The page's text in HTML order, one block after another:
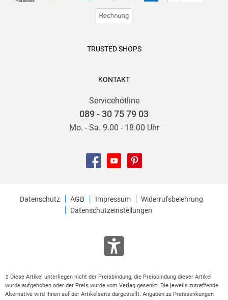
TRUSTED SHOPS
KONTAKT
Servicehotline
089 - 30 75 79 03
Mo. - Sa. 9.00 - 18.00 Uhr
Datenschutz AGB Impressum
Widerrufsbelehrung
Datenschutzeinstellungen
2 Diese Artikel unterliegen nicht der Preisbindung, die Preisbindung dieser Artikel
wurde aufgehoben oder der Preis wurde vom Verlag gesenkt. Die jeweils zutreffende
Alternative wird Ihnen auf der Artikelseite dargestellt. Angaben zu Preissenkungen